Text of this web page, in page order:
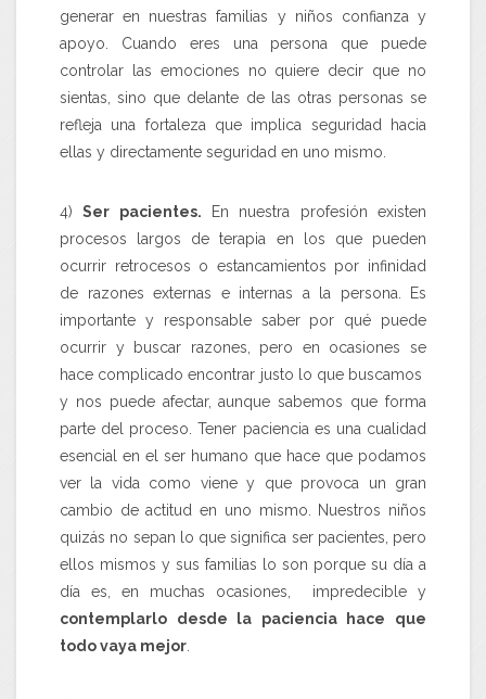
generar en nuestras familias y niños confianza y
apoyo. Cuando eres una persona que puede
controlar las emociones no quiere decir que no
sientas, sino que delante de las otras personas se
refleja una fortaleza que implica seguridad hacia
ellas y directamente seguridad en uno mismo.
4)Ser pacientes. En nuestra profesión existen
procesos largos de terapia en los que pueden
ocurrir retrocesos o estancamientos por infinidad
de razones externas e internas a la persona. Es
importante y responsable saber por qué puede
ocurrir y buscar razones, pero en ocasiones se
hace complicado encontrar justo lo que buscamos
y nos puede afectar, aunque sabemos que forma
parte del proceso. Tener paciencia es una cualidad
esencial en el ser humano que hace que podamos
ver la vida como viene y que provoca un gran
cambio de actitud en uno mismo. Nuestros niños
quizás no sepan lo que significa ser pacientes, pero
ellos mismos y sus familias lo son porque su día a
día es, en muchas ocasiones, impredecible y
contemplarlo desde la paciencia hace que
todo vaya mejor